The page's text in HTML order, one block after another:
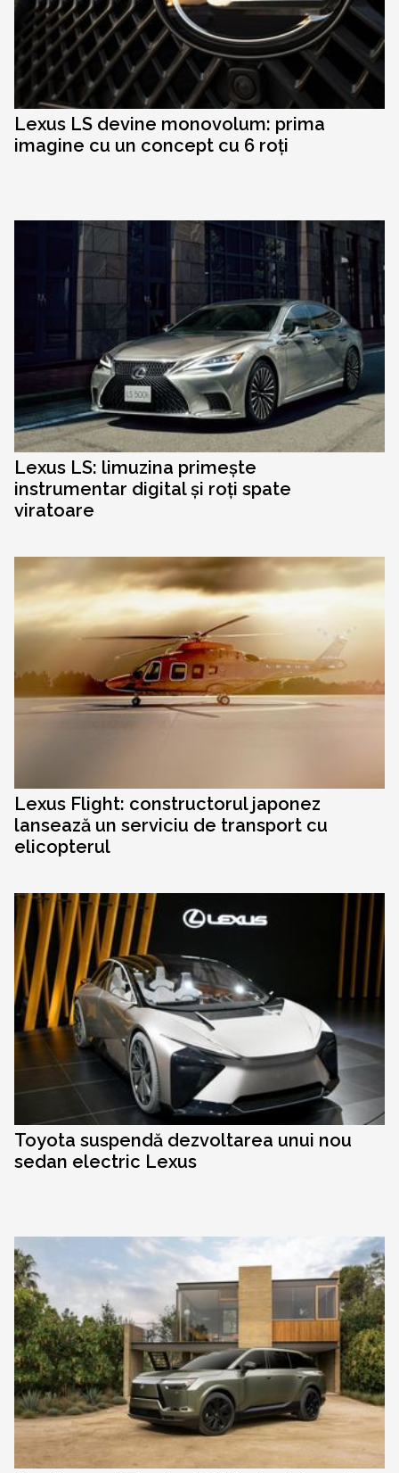
Lexus LS devine monovolum: prima
imagine cu un concept cu 6 roți
Lexus LS: limuzina primește
instrumentar digital și roți spate
viratoare
Lexus Flight: constructorul japonez
lansează un serviciu de transport cu
elicopterul
Toyota suspendă dezvoltarea unui nou
sedan electric Lexus